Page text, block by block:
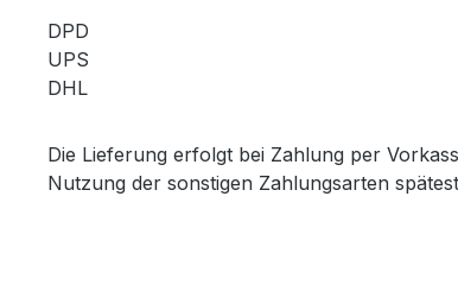
DPD
UPS
DHL
Die Lieferung erfolgt bei Zahlung per
Nutzung der sonstigen Zahlungsarten